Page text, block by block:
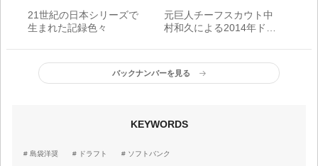
21世紀の日本シリーズで
生まれた記録色々
元巨人チーフスカウト中
村和久による2014年ドラ
バックナンバーを見る
KEYWORDS
島袋洋奨 ドラフト ソフトバンク